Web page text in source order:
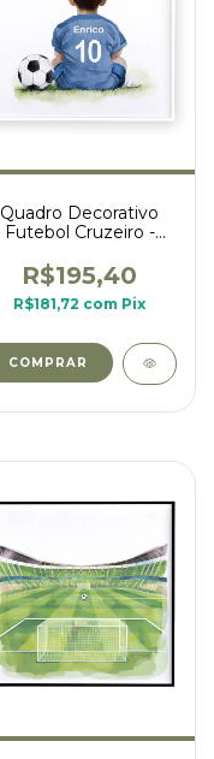
Quadro Decorativo
Futebol Cruzeiro -
R$195,40
R$181,72 com Pix
COMPRAR